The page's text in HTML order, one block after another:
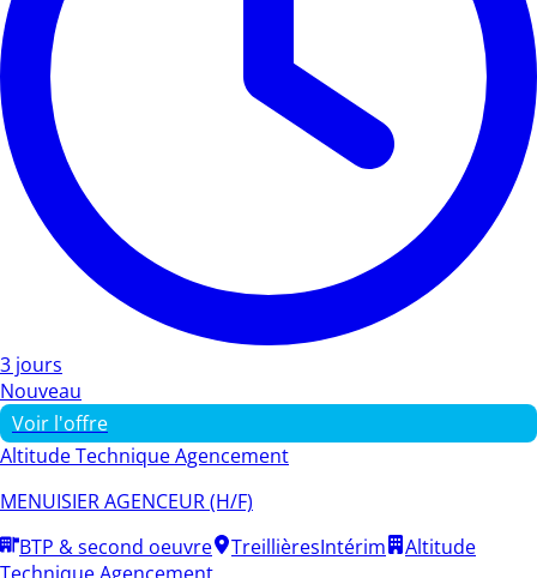
3 jours
Nouveau
Voir l'offre
Altitude Technique Agencement
MENUISIER AGENCEUR (H/F)
BTP & second oeuvre
TreillièresIntérim
Altitude